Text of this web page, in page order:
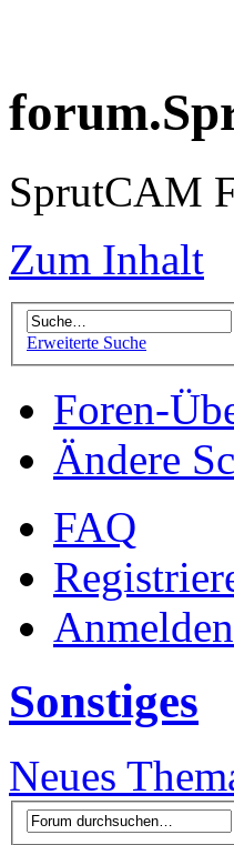
SprutCAM
Zum Inhalt
Erweiterte Suche
Foren-
Ändere
FAQ
Anmelden
Sonstiges
Neues